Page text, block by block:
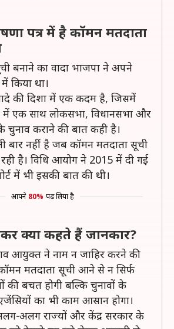
पत्र में है कॉमन मतदाता
बनाने का वादा भाजपा ने अपने
किया था।
की दिशा में एक कदम है, जिसमें
एक साथ लोकसभा, विधानसभा और
चुनाव कराने की बात कही है।
बार नहीं है जब कॉमन मतदाता सूची
है। विधि आयोग ने 2015 में दी गई
में भी इसकी बात की थी।
आपने 80% पढ़ लिया है
क्या कहते हैं जानकार?
आयुक्त ने नाम न जाहिर करने की
मतदाता सूची आने से न सिर्फ
बचत होगी बल्कि चुनावों के
का भी काम आसान होगा।
अलग राज्यों और केंद्र सरकार के